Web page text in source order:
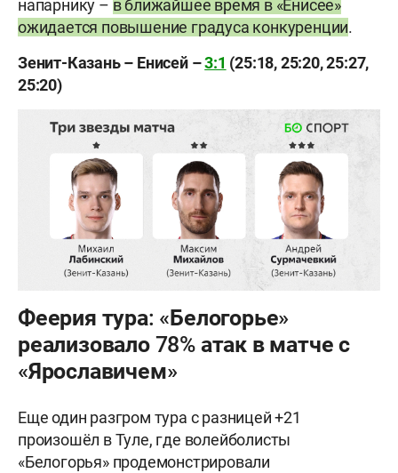
напарнику – в ближайшее время в «Енисее»
ожидается повышение градуса конкуренции.
Зенит-Казань – Енисей –3:1 (25:18, 25:20, 25:27,
25:20)
Феерия тура: «Белогорье»
реализовало 78% атак в матче с
«Ярославичем»
Еще один разгром тура с разницей +21
произошёл в Туле, где волейболисты
«Белогорья» продемонстрировали